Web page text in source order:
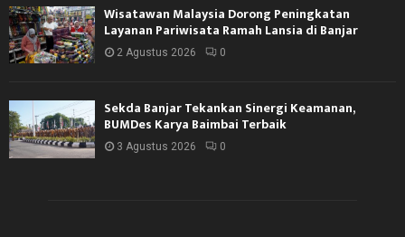
Wisatawan Malaysia Dorong Peningkatan
Layanan Pariwisata Ramah Lansia di Banjar
2 Agustus 2026 0
Sekda Banjar Tekankan Sinergi Keamanan,
BUMDes Karya Baimbai Terbaik
3 Agustus 2026 0